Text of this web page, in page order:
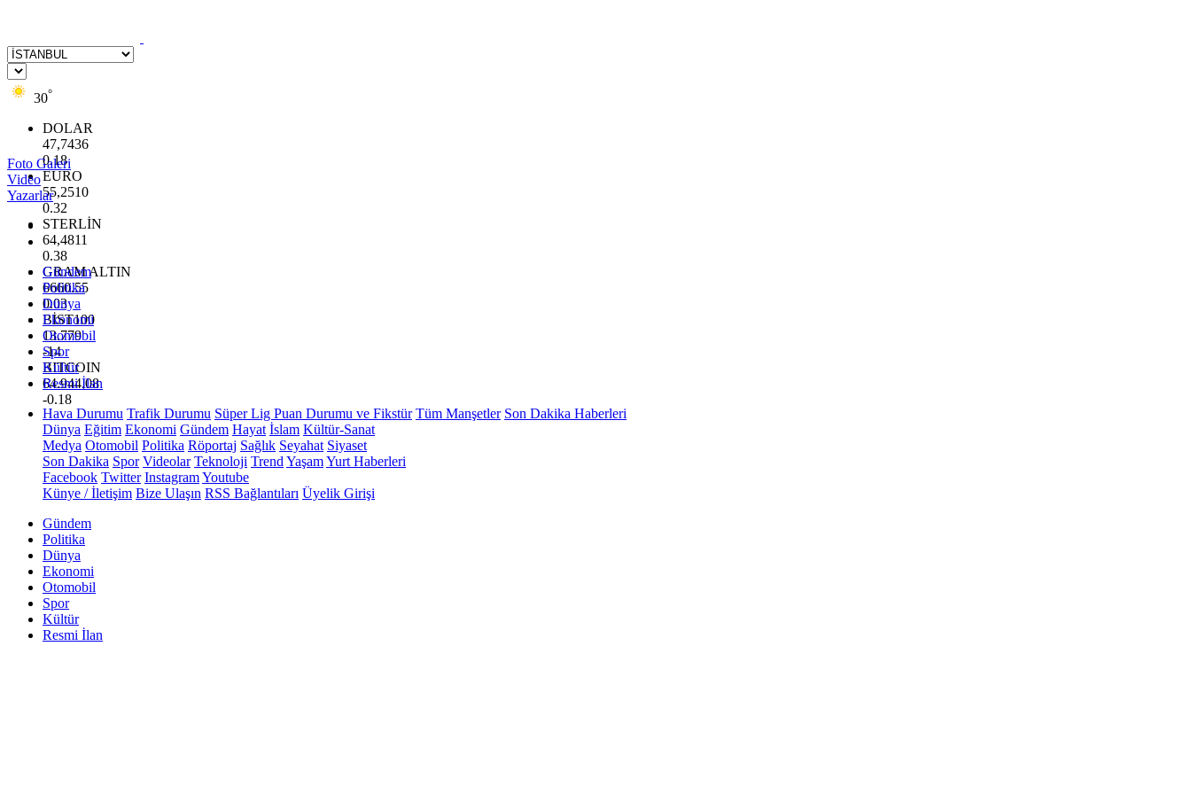
30°
DOLAR
47,7436
0.18
EURO
55,2510
0.32
STERLİN
64,4811
0.38
GRAM ALTIN
6660.55
0.03
BİST100
13.779
-14
BITCOIN
64.944,08
-0.18
Foto Galeri
Video
Yazarlar
Gündem
Politika
Dünya
Ekonomi
Otomobil
Spor
Kültür
Resmi İlan
Hava Durumu Trafik Durumu Süper Lig Puan Durumu ve Fikstür Tüm Manşetler Son Dakika Haberleri
Dünya Eğitim Ekonomi Gündem Hayat İslam Kültür-Sanat
Medya Otomobil Politika Röportaj Sağlık Seyahat Siyaset
Son Dakika Spor Videolar Teknoloji Trend YaşamYurt Haberleri
Facebook Twitter InstagramYoutube
Künye / İletişim Bize Ulaşın RSS Bağlantıları Üyelik Girişi
Gündem
Politika
Dünya
Ekonomi
Otomobil
Spor
Kültür
Resmi İlan